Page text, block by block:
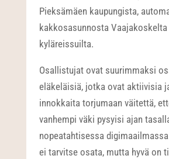
Pieksämäen kaupungista,
kakkosasunnosta
kyläreissuilta.
Osallistujat ovat suurimmaksi
eläkeläisiä, jotka ovat aktiivisia
innokkaita torjumaan väitettä,
vanhempi väki pysyisi ajan
nopeatahtisessa
ei tarvitse osata, mutta hyvä on